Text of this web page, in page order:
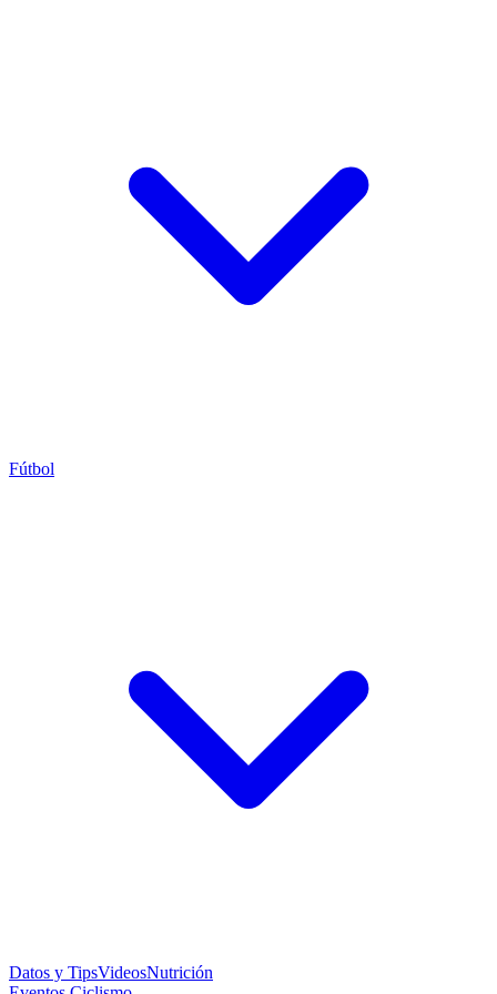
Fútbol
Datos y TipsVideosNutrición